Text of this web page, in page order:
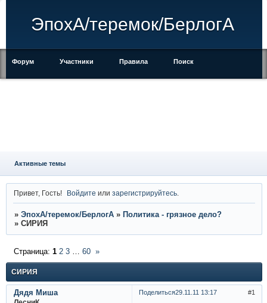
ЭпохА/теремок/БерлогА
Форум Участники Правила Поиск
Активные темы
Привет, Гость! Войдите илизарегистрируйтесь
» ЭпохА/теремок/БерлогА » Политика - грязное дело?
» СИРИЯ
СИРИЯ
Страница: 1 2 3 … 60 »
Поделиться 1
29.11.11 13:17
Дядя Миша